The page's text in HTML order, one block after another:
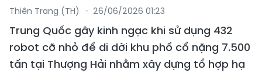
Thiên Trang (TH) 26/06/2026 01:23
Trung Quốc gây kinh ngạc khi sử dụng 432
robot cỡ nhỏ để di dời khu phố cổ nặng 7.500
tấn tại Thượng Hải nhằm xây dựng tổ hợp hạ